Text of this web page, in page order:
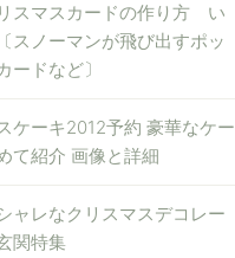
スマスカードの作り方 い
ノーマンが飛び出すポッ
ードなど〕
ケーキ2012予約 豪華なケー
て紹介 画像と詳細
ャレなクリスマスデコレー
関特集